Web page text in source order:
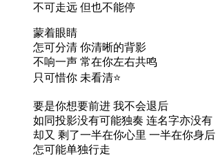
不可走远 但也不能停
蒙着眼睛
怎可分清 你清晰的背影
不响一声 常在你左右共鸣
只可惜你 未看清⭐️
要是你想要前进 我不会退后
如同投影没有可能独奏 连名字亦没有
却又 剩了一半在你心里 一半在你身后
怎可能单独行走